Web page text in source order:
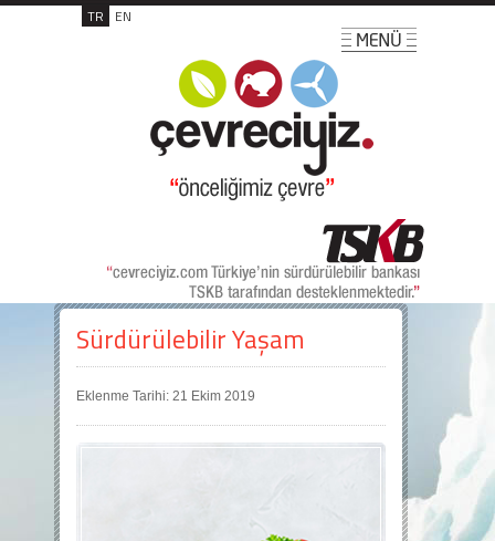
TR EN
Sürdürülebilir Yaşam
Eklenme Tarihi: 21 Ekim 2019